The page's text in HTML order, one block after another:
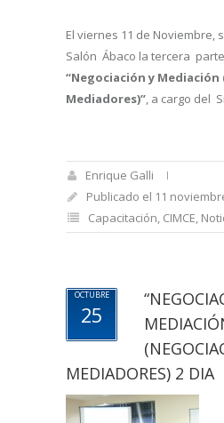
El viernes 11 de Noviembre,
Salón Ábaco la tercera
“Negociación y
Mediadores)” , a cargo del
Enrique Galli
Publicado el 11
Capacitación CIMCE
OCTUBRE
25
MEDIADORES) 2 DIA